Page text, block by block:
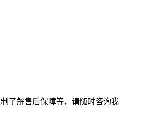
了解售后保障等，请随时咨询我